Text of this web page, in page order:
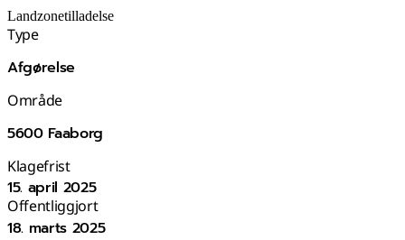
Landzonetilladelse
Type
Afgørelse
Område
5600 Faaborg
Klagefrist
15. april 2025
Offentliggjort
18. marts 2025